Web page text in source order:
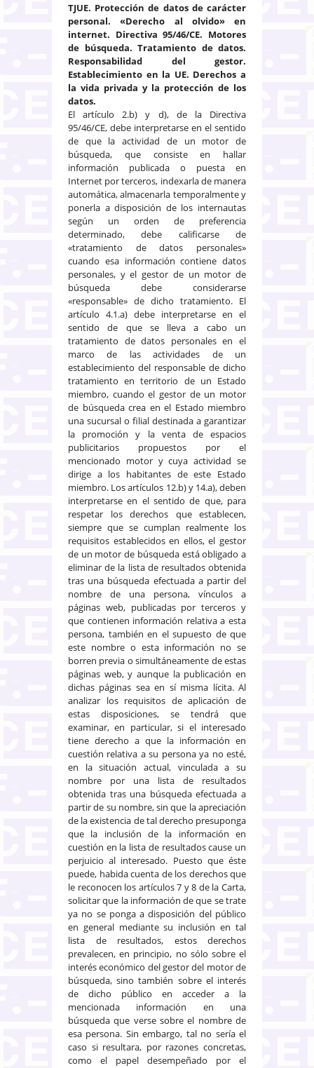
TJUE. Protección de datos de carácter
personal. «Derecho al olvido» en
internet. Directiva 95/46/CE. Motores
de búsqueda. Tratamiento de datos.
Responsabilidad del gestor.
Establecimiento en la UE. Derechos a
la vida privada y la protección de los
datos.
El artículo 2.b) y d), de la Directiva
95/46/CE, debe interpretarse en el sentido
de que la actividad de un motor de
búsqueda, que consiste en hallar
información publicada o puesta en
Internet por terceros, indexarla de manera
automática, almacenarla temporalmente y
ponerla a disposición de los internautas
según un orden de preferencia
determinado, debe calificarse de
«tratamiento de datos personales»
cuando esa información contiene datos
personales, y el gestor de un motor de
búsqueda debe considerarse
«responsable» de dicho tratamiento. El
artículo 4.1.a) debe interpretarse en el
sentido de que se lleva a cabo un
tratamiento de datos personales en el
marco de las actividades de un
establecimiento del responsable de dicho
tratamiento en territorio de un Estado
miembro, cuando el gestor de un motor
de búsqueda crea en el Estado miembro
una sucursal o filial destinada a garantizar
la promoción y la venta de espacios
publicitarios propuestos por el
mencionado motor y cuya actividad se
dirige a los habitantes de este Estado
miembro. Los artículos 12.b) y 14.a), deben
interpretarse en el sentido de que, para
respetar los derechos que establecen,
siempre que se cumplan realmente los
requisitos establecidos en ellos, el gestor
de un motor de búsqueda está obligado a
eliminar de la lista de resultados obtenida
tras una búsqueda efectuada a partir del
nombre de una persona, vínculos a
páginas web, publicadas por terceros y
que contienen información relativa a esta
persona, también en el supuesto de que
este nombre o esta información no se
borren previa o simultáneamente de estas
páginas web, y aunque la publicación en
dichas páginas sea en sí misma lícita. Al
analizar los requisitos de aplicación de
estas disposiciones, se tendrá que
examinar, en particular, si el interesado
tiene derecho a que la información en
cuestión relativa a su persona ya no esté,
en la situación actual, vinculada a su
nombre por una lista de resultados
obtenida tras una búsqueda efectuada a
partir de su nombre, sin que la apreciación
de la existencia de tal derecho presuponga
que la inclusión de la información en
cuestión en la lista de resultados cause un
perjuicio al interesado. Puesto que éste
puede, habida cuenta de los derechos que
le reconocen los artículos 7 y 8 de la Carta,
solicitar que la información de que se trate
ya no se ponga a disposición del público
en general mediante su inclusión en tal
lista de resultados, estos derechos
prevalecen, en principio, no sólo sobre el
interés económico del gestor del motor de
búsqueda, sino también sobre el interés
de dicho público en acceder a la
mencionada información en una
búsqueda que verse sobre el nombre de
esa persona. Sin embargo, tal no sería el
caso si resultara, por razones concretas,
como el papel desempeñado por el